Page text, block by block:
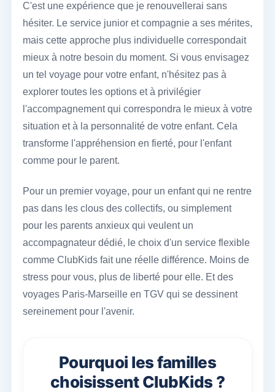
C'est une expérience que je renouvellerai sans
hésiter. Le service junior et compagnie a ses mérites,
mais cette approche plus individuelle correspondait
mieux à notre besoin du moment. Si vous envisagez
un tel voyage pour votre enfant, n'hésitez pas à
explorer toutes les options et à privilégier
l'accompagnement qui correspondra le mieux à votre
situation et à la personnalité de votre enfant. Cela
transforme l'appréhension en fierté, pour l'enfant
comme pour le parent.
Pour un premier voyage, pour un enfant qui ne rentre
pas dans les clous des collectifs, ou simplement
pour les parents anxieux qui veulent un
accompagnateur dédié, le choix d'un service flexible
comme ClubKids fait une réelle différence. Moins de
stress pour vous, plus de liberté pour elle. Et des
voyages Paris-Marseille en TGV qui se dessinent
sereinement pour l'avenir.
Pourquoi les familles
choisissent ClubKids ?